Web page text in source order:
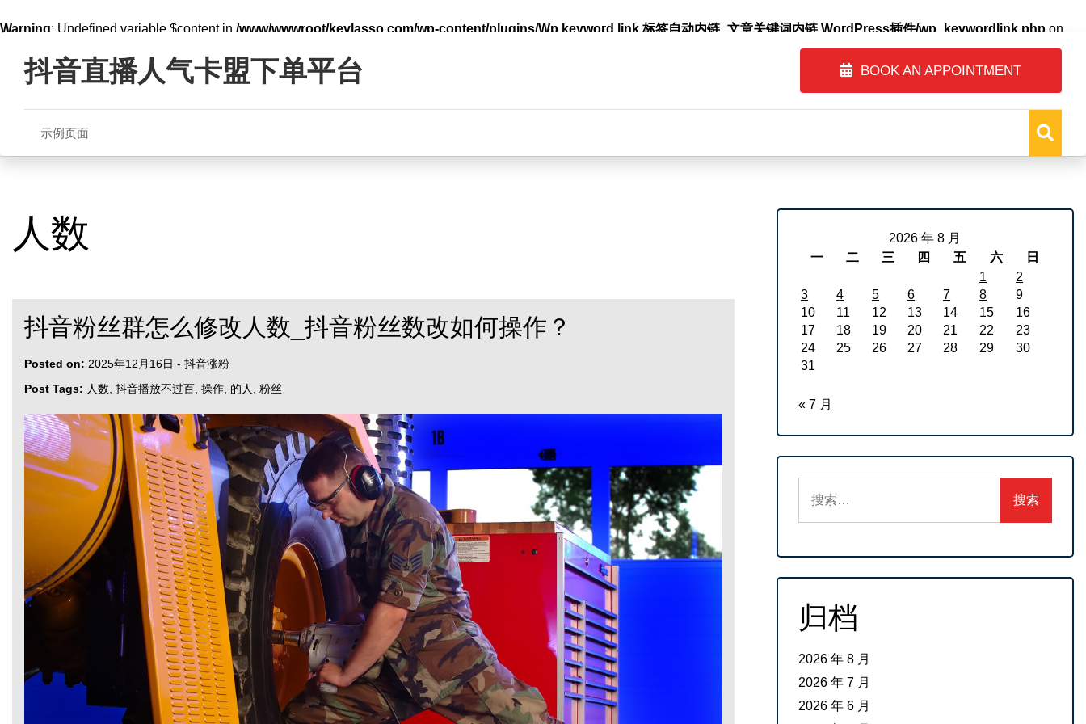
Warning: Undefined variable $content in /www/wwwroot/keylasso.com/wp-content/plugins/Wp keyword link 标签自动内链_文章关键词内链 WordPress插件/wp_keywordlink.php on
content抖音直播人气卡盟下单平台 BOOK AN APPOINTMENT
示例页面
人数
抖音粉丝群怎么修改人数_抖音粉丝数改如何操作？
Posted on: 2025年12月16日 - 抖音涨粉
Post Tags: 人数 抖音播放不过百 操作 的人 粉丝
2026 年 8 月
一
二 三 四 五 六
日
1
2
3
4 5 6 7 8
9
10
11 12 13 14 15
16
17
18 19 20 21 22
23
24
25 26 27 28 29
30
31
« 7 月
索：
归档
2026 年 8 月
2026 年 7 月
2026 年 6 月